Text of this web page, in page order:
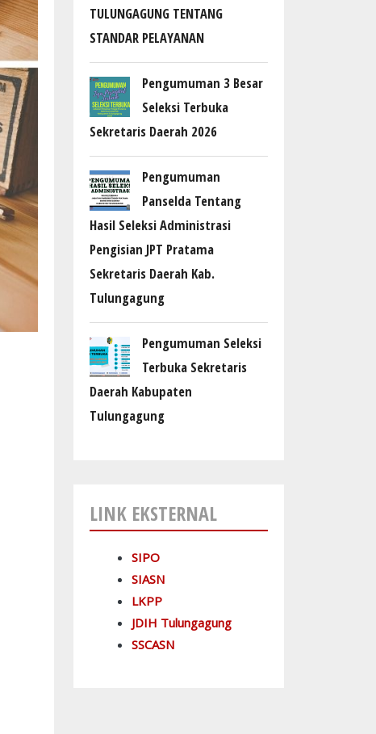
TULUNGAGUNG TENTANG
STANDAR PELAYANAN
Pengumuman 3 Besar
Seleksi Terbuka
Sekretaris Daerah 2026
Pengumuman
Panselda Tentang
Hasil Seleksi Administrasi
Pengisian JPT Pratama
Sekretaris Daerah Kab.
Tulungagung
Pengumuman Seleksi
Terbuka Sekretaris
Daerah Kabupaten
Tulungagung
LINK EKSTERNAL
SIPO
SIASN
LKPP
JDIH Tulungagung
SSCASN